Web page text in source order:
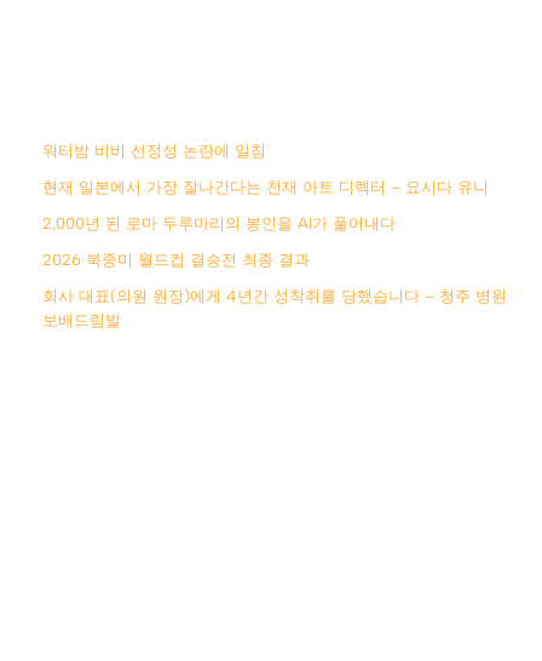
워터밤 비비 선정성 논란에 일침
현재 일본에서 가장 잘나간다는 천재 아트 디렉터 – 요시다 유니
2,000년 된 로마 두루마리의 봉인을 AI가 풀어내다
2026 북중미 월드컵 결승전 최종 결과
회사 대표(의원 원장)에게 4년간 성착취를 당했습니다 – 청주 병원
보배드림발